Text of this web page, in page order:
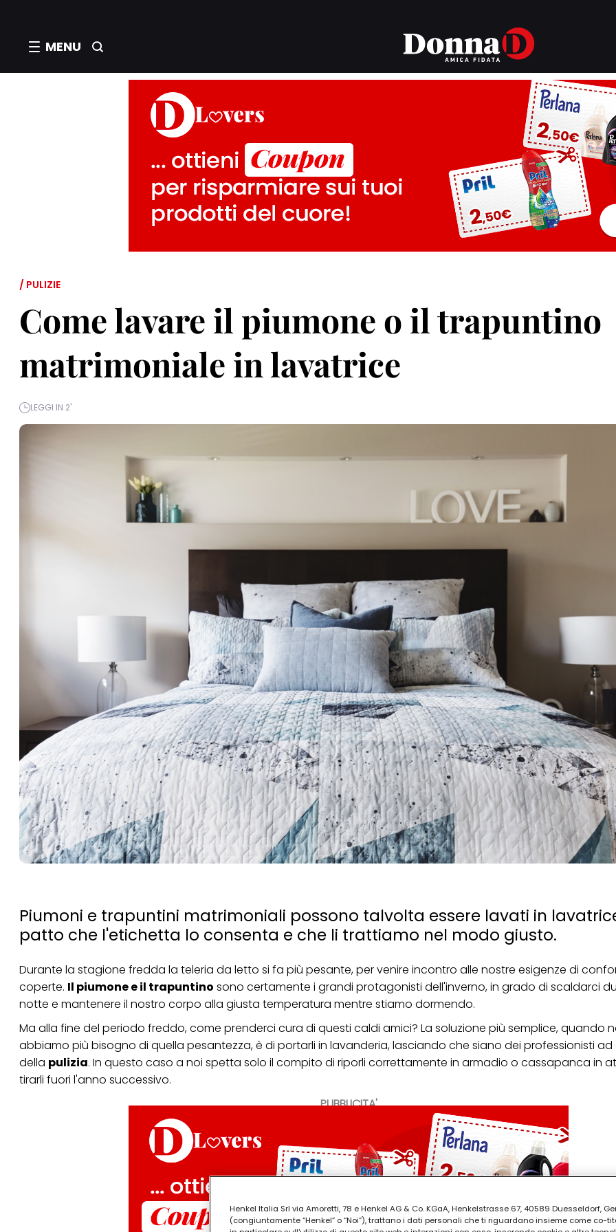
MENU
/ PULIZIE
Come lavare il piumone o il trapuntino
matrimoniale in lavatrice
LEGGI IN 2'
Piumoni e trapuntini matrimoniali possono talvolta essere lavati in
patto che l'etichetta lo consenta e che li trattiamo nel modo giusto.
PUBBLICITA'
Durante la stagione fredda la teleria da letto si fa più pesante, per venire incontro alle nostre esigenze di
coperte. Il piumone e il trapuntino sono certamente i grandi protagonisti dell'inverno, in grado di scaldarci
notte e mantenere il nostro corpo alla giusta temperatura mentre stiamo dormendo.
Ma alla fine del periodo freddo, come prenderci cura di questi caldi amici? La soluzione più semplice, quando
abbiamo più bisogno di quella pesantezza, è di portarli in lavanderia, lasciando che siano dei professionisti
della pulizia. In questo caso a noi spetta solo il compito di riporli correttamente in armadio o cassapanca in
tirarli fuori l'anno successivo.
Henkel Italia Srl via Amoretti, 78 e Henkel AG & Co. KGaA, Henkelstrasse 67, 40589 Duesseldorf,
(congiuntamente “Henkel” o “Noi”), trattano i dati personali che ti riguardano insieme come co-